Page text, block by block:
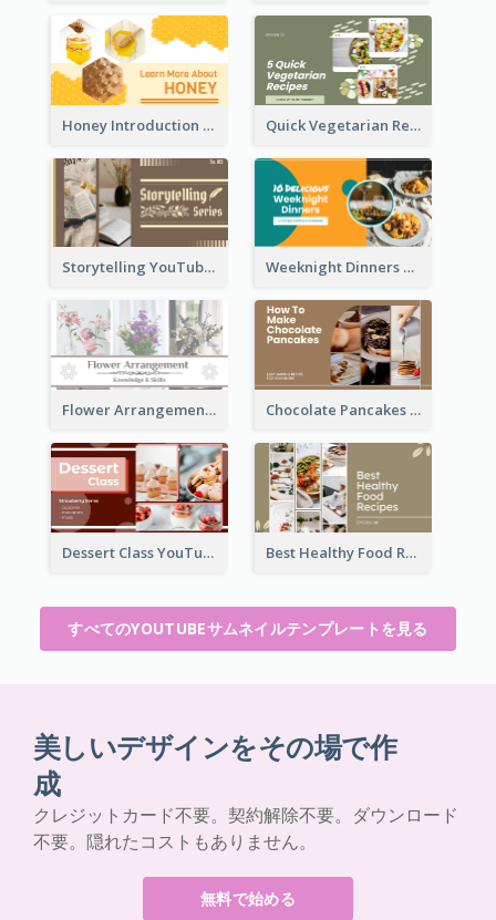
Honey Introduction YouTube Thumbnail Quick Vegetarian Recipes YouTube Thumbnail
Storytelling YouTube Thumbnail Weeknight Dinners Recipe YouTube Thumbnail
Flower Arrangement YouTube Thumbnail Chocolate Pancakes Recipe YouTube Thumbnail
Dessert Class YouTube Thumbnail Best Healthy Food Recipes YouTube Thumbnail
すべてのYOUTUBEサムネイルテンプレートを見る
美しいデザインをその場で作
成
クレジットカード不要。契約解除不要。ダウンロード
不要。隠れたコストもありません。
無料で始める